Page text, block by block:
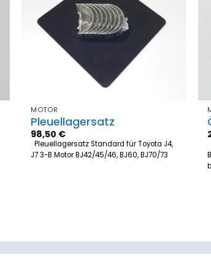
Merkzettel
hinzufügen
MOTOR
Pleuellagersatz
98,50 €
Pleuellagersatz Standard für Toyota J4,
J7 3-B Motor BJ42/45/46, BJ60, BJ70/73